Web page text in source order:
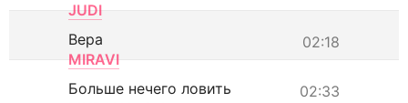
JUDI
02:18
Вера
MIRAVI
02:33
Больше нечего ловить